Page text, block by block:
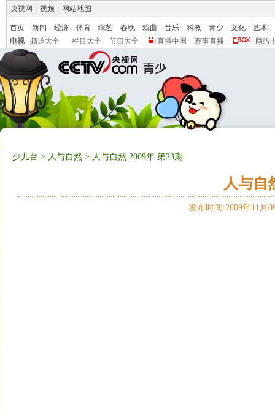
央视网 视频 网站地图
首页 新闻 经济 体育 综艺 春晚 戏曲 音乐 科教 青少 文化
艺术
电视
频道大全 栏目大全 节目大全 直播中国 赛事直播 网络
少儿台 > 人与自然 > 人与自然 2009年 第23期
人与自
发布时间:2009年11月